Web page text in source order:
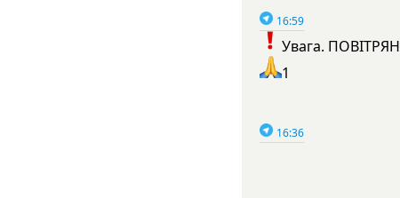
16:59
Увага.
1
16:36